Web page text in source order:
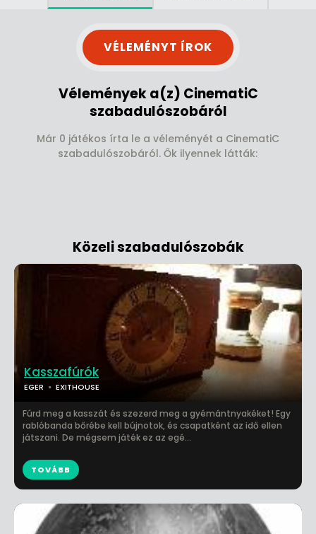
VÉLEMÉNYT ÍROK
Vélemények a(z) CinematiC
szabadulószobáról
Már 0 játékos írta le a véleményét a CinematiC
szabadulószobáról. Ők ilyennek látták:
Közeli szabadulószobák
Kasszafúrók
EGER EXITHOUSE
Fúrd meg a kasszát és szezerd meg a gyémántnyakéket! Egy
rablóbanda bőrébe kell bújnotok, és csapatként az idő ellen
játszani. De mégsem játék ez az egé...
TOVÁBB